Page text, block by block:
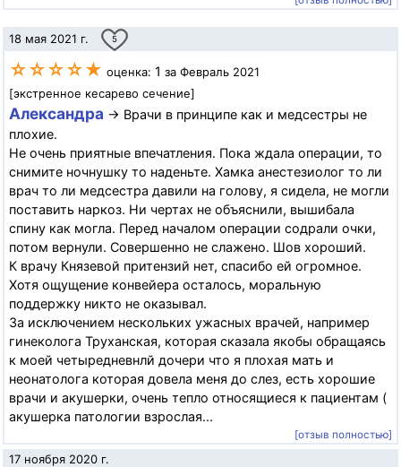
18 мая 2021 г. 5
☆☆☆☆★ оценка: 1 за Февраль 2021
[экстренное кесарево сечение]
Александра → Врачи в принципе как и медсестры не
плохие.
Не очень приятные впечатления. Пока ждала операции, то
снимите ночнушку то наденьте. Хамка анестезиолог то ли
врач то ли медсестра давили на голову, я сидела, не могли
поставить наркоз. Ни чертах не объяснили, вышибала
спину как могла. Перед началом операции содрали очки,
потом вернули. Совершенно не слажено. Шов хороший.
К врачу Князевой притензий нет, спасибо ей огромное.
Хотя ощущение конвейера осталось, моральную
поддержку никто не оказывал.
За исключением нескольких ужасных врачей, например
гинеколога Труханская, которая сказала якобы обращаясь
к моей четыредневнлй дочери что я плохая мать и
неонатолога которая довела меня до слез, есть хорошие
врачи и акушерки, очень тепло относящиеся к пациентам (
акушерка патологии взрослая...
[отзыв полностью]
17 ноября 2020 г.